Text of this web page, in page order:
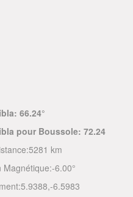
66.24°
pour Boussole: 72.24
5281 km
Magnétique:-6.00°
5.9388,-6.5983